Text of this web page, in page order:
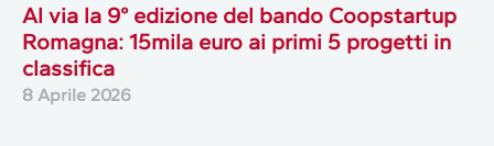
Al via la 9° edizione del bando Coopstartup
Romagna: 15mila euro ai primi 5 progetti in
classifica
8 Aprile 2026